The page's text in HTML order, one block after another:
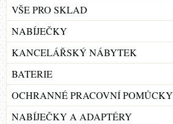
VŠE PRO SKLAD
NABÍJEČKY
KANCELÁŘSKÝ NÁBYTEK
BATERIE
OCHRANNÉ PRACOVNÍ POMŮCKY
NABÍJEČKY A ADAPTÉRY